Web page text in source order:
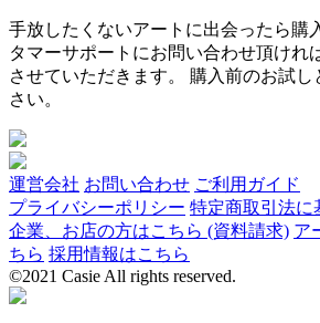
手放したくないアートに出会ったら購
タマーサポートにお問い合わせ頂けれ
させていただきます。 購入前のお試
さい。
運営会社 お問い合わせ ご利用ガイド
プライバシーポリシー 特定商取引法に
企業、お店の方はこちら (資料請求) ア
ちら 採用情報はこちら
©2021 Casie All rights reserved.